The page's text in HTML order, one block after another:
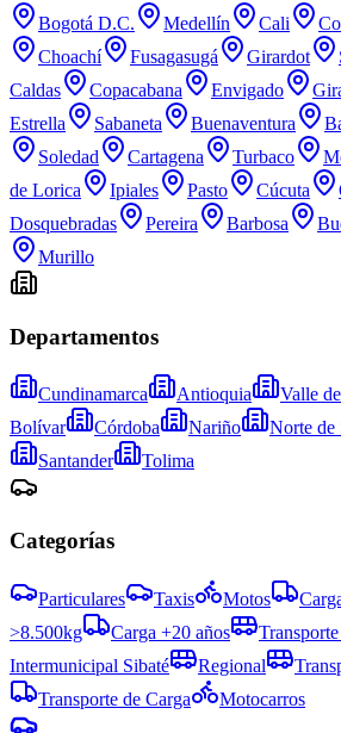
Bogotá D.C. Medellín Cali
Choachí
Fusagasugá Girardot
Caldas
Copacabana Envigado
Estrella
Sabaneta Buenaventura
Soledad
Cartagena Turbaco
de Lorica
Ipiales Pasto Cúcuta
Dosquebradas
Pereira Barbosa
Murillo
Departamentos
Cundinamarca Antioquia Valle
Bolívar
Córdoba Nariño Norte de
Santander
Tolima
Categorías
Particulares Taxis Motos
>8.500kg
Carga +20 años
Intermunicipal Sibaté
Regional
Transporte de Carga
Motocarros